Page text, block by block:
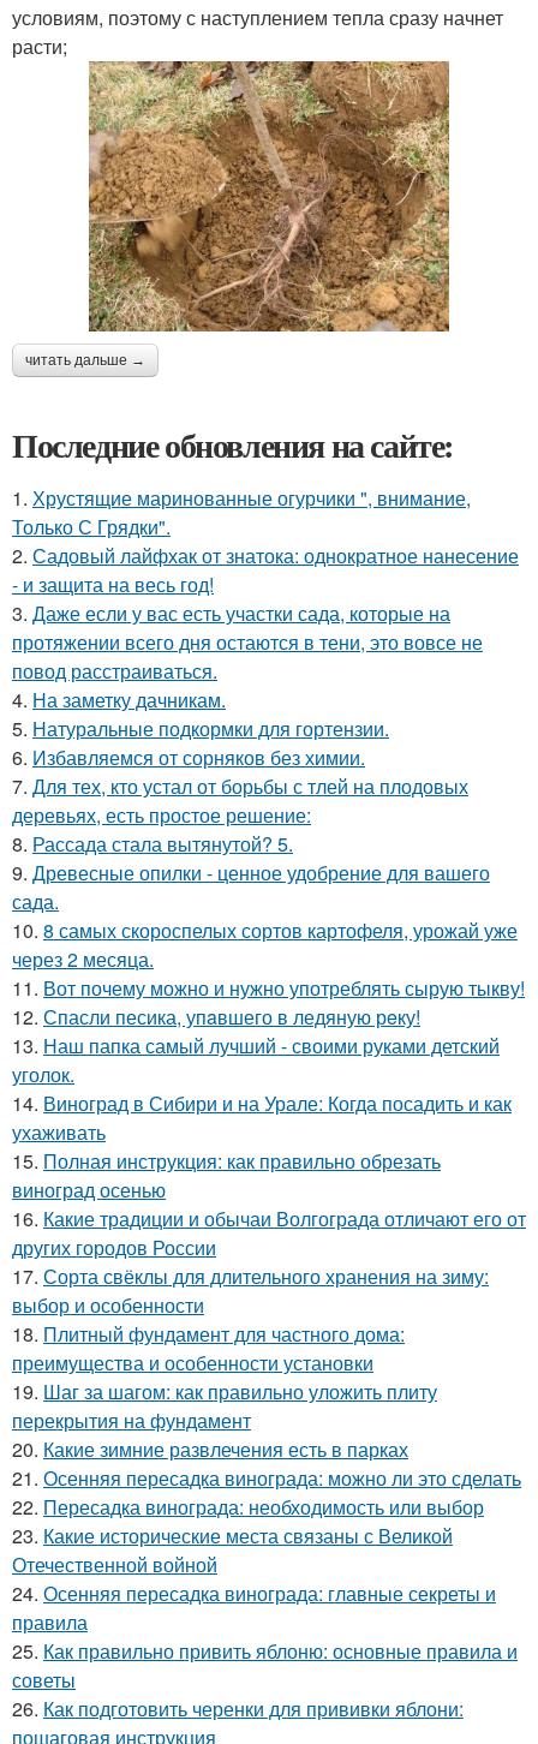
условиям, поэтому с наступлением тепла сразу начнет
расти;
читать дальше →
Последние обновления на сайте:
1. Хрустящие маринованные огурчики ", внимание,
Только С Грядки".
2. Садовый лайфхак от знатока: однократное нанесение
- и защита на весь год!
3. Даже если у вас есть участки сада, которые на
протяжении всего дня остаются в тени, это вовсе не
повод расстраиваться.
4. На заметку дачникам.
5. Натуральные подкормки для гортензии.
6. Избавляемся от сорняков без химии.
7. Для тех, кто устал от борьбы с тлей на плодовых
деревьях, есть простое решение:
8. Рассада стала вытянутой? 5.
9. Древесные опилки - ценное удобрение для вашего
сада.
10. 8 самых скороспелых сортов картофеля, урожай уже
через 2 месяца.
11. Вот почему можно и нужно употреблять сырую тыкву!
12. Спасли песика, упaвшего в ледяную рeку!
13. Наш папка самый лучший - своими руками детский
уголок.
14. Виноград в Сибири и на Урале: Когда посадить и как
ухаживать
15. Полная инструкция: как правильно обрезать
виноград осенью
16. Какие традиции и обычаи Волгограда отличают его от
других городов России
17. Сорта свёклы для длительного хранения на зиму:
выбор и особенности
18. Плитный фундамент для частного дома:
преимущества и особенности установки
19. Шаг за шагом: как правильно уложить плиту
перекрытия на фундамент
20. Какие зимние развлечения есть в парках
21. Осенняя пересадка винограда: можно ли это сделать
22. Пересадка винограда: необходимость или выбор
23. Какие исторические места связаны с Великой
Отечественной войной
24. Осенняя пересадка винограда: главные секреты и
правила
25. Как правильно привить яблоню: основные правила и
советы
26. Как подготовить черенки для прививки яблони:
пошаговая инструкция